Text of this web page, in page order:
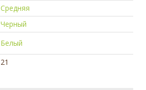
Средняя
Черный
Белый
21